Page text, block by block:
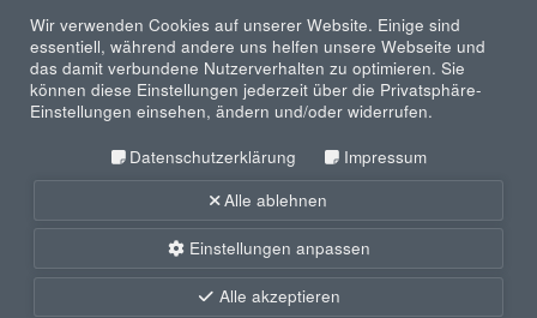
Wir verwenden Cookies auf unserer Website. Einige sind
essentiell, während andere uns helfen unsere Webseite und
das damit verbundene Nutzerverhalten zu optimieren. Sie
können diese Einstellungen jederzeit über die Privatsphäre-
Einstellungen einsehen, ändern und/oder widerrufen.
Datenschutzerklärung
Impressum
Alle ablehnen
Einstellungen anpassen
Alle akzeptieren